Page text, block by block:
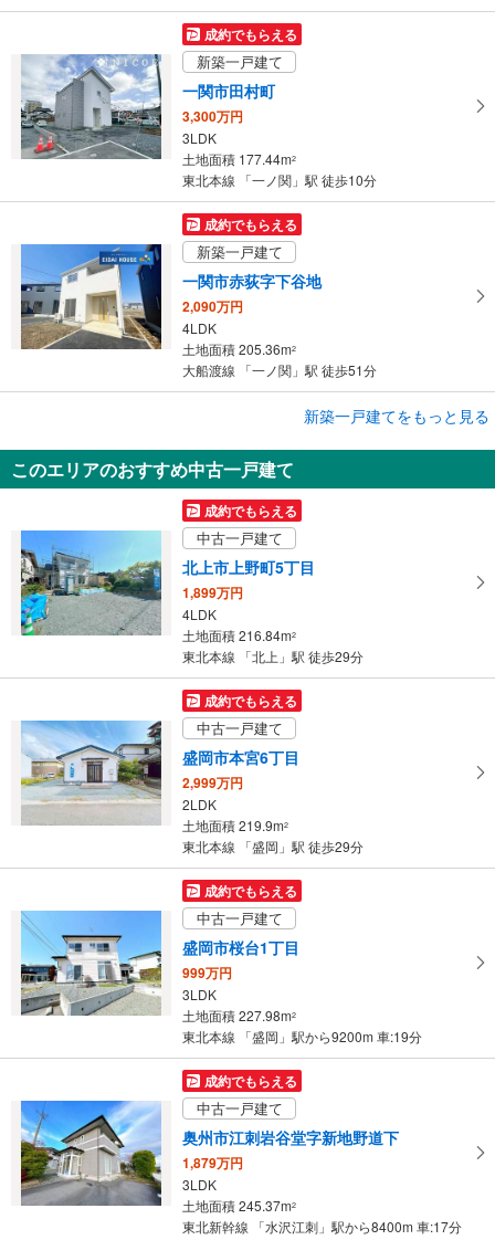
成約でもらえる
新築一戸建て
一関市田村町
3,300万円
3LDK
土地面積 177.44m2
東北本線 「一ノ関」駅 徒歩10分
成約でもらえる
新築一戸建て
一関市赤荻字下谷地
2,090万円
4LDK
土地面積 205.36m2
大船渡線 「一ノ関」駅 徒歩51分
一関市赤荻字下谷地
2,090万円
4LDK
土地面積 205.36m
大船渡線 「一ノ関」駅 徒歩51分
新築一戸建てをもっと見る
このエリアのおすすめ中古一戸建て
成約でもらえる
中古一戸建て
北上市上野町5丁目
1,899万円
4LDK
土地面積 216.84m2
東北本線 「北上」駅 徒歩29分
成約でもらえる
中古一戸建て
盛岡市本宮6丁目
2,999万円
2LDK
土地面積 219.9m2
東北本線 「盛岡」駅 徒歩29分
成約でもらえる
中古一戸建て
盛岡市桜台1丁目
999万円
3LDK
土地面積 227.98m2
東北本線 「盛岡」駅から9200m 車:19分
成約でもらえる
中古一戸建て
奥州市江刺岩谷堂字新地野道下
1,879万円
3LDK
土地面積 245.37m2
東北新幹線 「水沢江刺」駅から8400m 車:17分